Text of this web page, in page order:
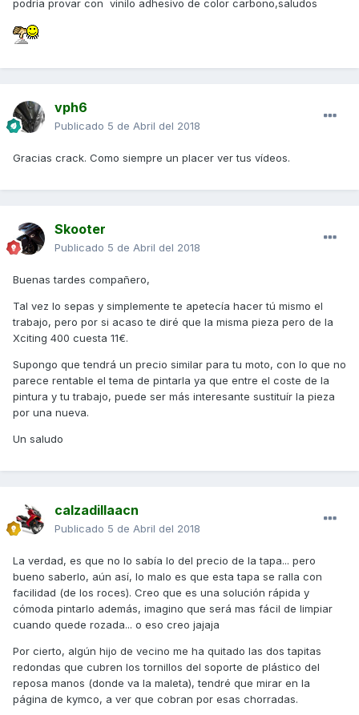
podria provar con vinilo adhesivo de color carbono,saludos
vph6
Publicado 5 de Abril del 2018
Gracias crack. Como siempre un placer ver tus vídeos.
Skooter
Publicado 5 de Abril del 2018
Buenas tardes compañero,
Tal vez lo sepas y simplemente te apetecía hacer tú mismo el
trabajo, pero por si acaso te diré que la misma pieza pero de la
Xciting 400 cuesta 11€.
Supongo que tendrá un precio similar para tu moto, con lo que no
parece rentable el tema de pintarla ya que entre el coste de la
pintura y tu trabajo, puede ser más interesante sustituír la pieza
por una nueva.
Un saludo
calzadillaacn
Publicado 5 de Abril del 2018
La verdad, es que no lo sabía lo del precio de la tapa... pero
bueno saberlo, aún así, lo malo es que esta tapa se ralla con
facilidad (de los roces). Creo que es una solución rápida y
cómoda pintarlo además, imagino que será mas fácil de limpiar
cuando quede rozada... o eso creo jajaja
Por cierto, algún hijo de vecino me ha quitado las dos tapitas
redondas que cubren los tornillos del soporte de plástico del
reposa manos (donde va la maleta), tendré que mirar en la
página de kymco, a ver que cobran por esas chorradas.